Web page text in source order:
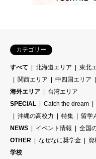
カテゴリー
すべて 北海道エリア 東北
関西エリア
中四国エリア
海外エリア
台湾エリア
SPECIAL
Catch the dream
沖縄の高校力
特集
留学
NEWS
イベント情報 全国
OTHER
なぜなに奨学金
資
学校